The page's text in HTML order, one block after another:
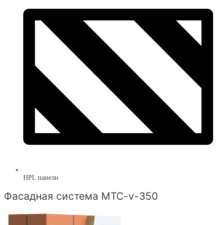
HPL панели
Фасадная система MTC-v-350